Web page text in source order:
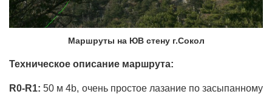
Маршруты на ЮВ стену г.Сокол
Техническое описание маршрута:
R0-R1: 50 м 4b, очень простое лазание по засыпанному